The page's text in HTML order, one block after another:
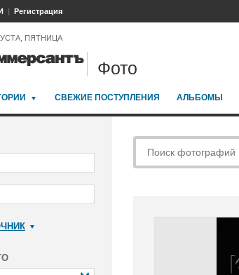
Регистрация
ПЯТНИЦА
Фото
СВЕЖИЕ ПОСТУПЛЕНИЯ АЛЬБОМЫ